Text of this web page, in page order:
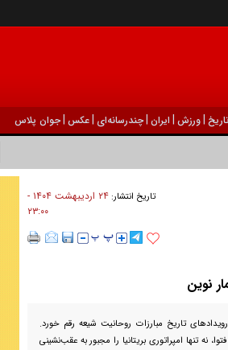
|ورزش | ايران |چندرسانه‌ای |عکس |جوان پلاس
تاریخ انتشار:
۲۴ ارديبهشت ۱۴۰۴ -
۲۳:۰۰
نوین
رویداد‌های تاریخ مبارزات روحانیت شیعه رقم خورد.
نه تنها امپراتوری بریتانیا را مجبور به عقب‌نشینی